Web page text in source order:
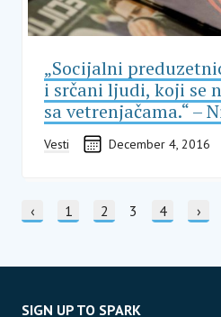
„Socijalni
i srčani ljudi, koji se
sa vetrenjačama.“ –
Vesti December 4, 2016
PO STRANI
Prethodna strana
‹ Stranica
1 Stranica
2 Current page
3 Stranica
4 ›
SIGN UP TO SPARK